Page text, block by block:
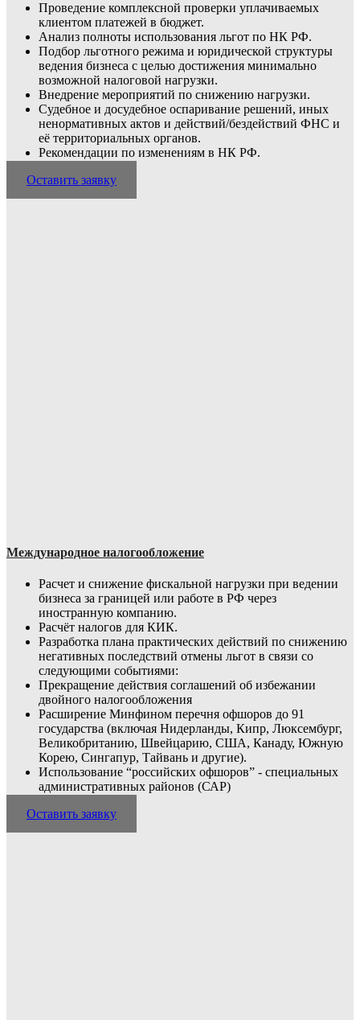
Проведение комплексной проверки уплачиваемых
клиентом платежей в бюджет.
Анализ полноты использования льгот по НК РФ.
Подбор льготного режима и юридической структуры
ведения бизнеса с целью достижения минимально
возможной налоговой нагрузки.
Внедрение мероприятий по снижению нагрузки.
Судебное и досудебное оспаривание решений, иных
ненормативных актов и дейст­вий/бездействий ФНС и
её территориальных органов.
Рекомендации по изменениям в НК РФ.
Оставить заявку
Международное налогообложение
Расчет и снижение фискальной нагрузки при ведении
бизнеса за границей или работе в РФ через
иностранную компанию.
Расчёт налогов для КИК.
Разработка плана практических действий по снижению
негативных последствий отмены льгот в связи со
следующими событиями:
Прекращение действия соглашений об избежании
двойного налогообложения
Расширение Минфином перечня офшоров до 91
государства (включая Нидерланды, Кипр, Люксембург,
Великобританию, Швейцарию, США, Канаду, Южную
Корею, Сингапур, Тайвань и другие).
Использование “российских офшоров” - специальных
административных районов (САР)
Оставить заявку